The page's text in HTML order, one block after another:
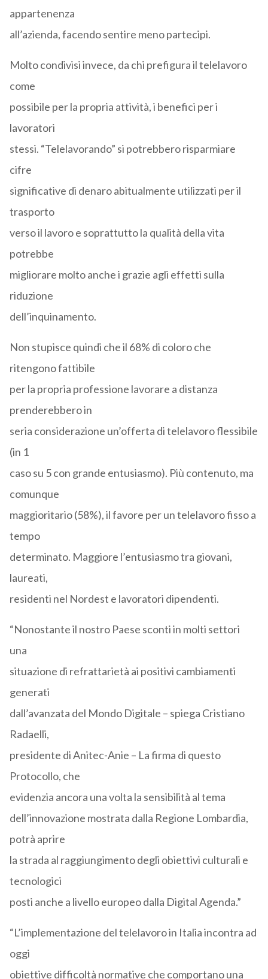
appartenenza
all’azienda, facendo sentire meno partecipi.
Molto condivisi invece, da chi prefigura il telelavoro
come
possibile per la propria attività, i benefici per i
lavoratori
stessi. “Telelavorando” si potrebbero risparmiare
cifre
significative di denaro abitualmente utilizzati per il
trasporto
verso il lavoro e soprattutto la qualità della vita
potrebbe
migliorare molto anche i grazie agli effetti sulla
riduzione
dell’inquinamento.
Non stupisce quindi che il 68% di coloro che
ritengono fattibile
per la propria professione lavorare a distanza
prenderebbero in
seria considerazione un’offerta di telelavoro flessibile
(in 1
caso su 5 con grande entusiasmo). Più contenuto, ma
comunque
maggioritario (58%), il favore per un telelavoro fisso a
tempo
determinato. Maggiore l’entusiasmo tra giovani,
laureati,
residenti nel Nordest e lavoratori dipendenti.
“Nonostante il nostro Paese sconti in molti settori
una
situazione di refrattarietà ai positivi cambiamenti
generati
dall’avanzata del Mondo Digitale – spiega Cristiano
Radaelli,
presidente di Anitec-Anie – La firma di questo
Protocollo, che
evidenzia ancora una volta la sensibilità al tema
dell’innovazione mostrata dalla Regione Lombardia,
potrà aprire
la strada al raggiungimento degli obiettivi culturali e
tecnologici
posti anche a livello europeo dalla Digital Agenda.”
“L’implementazione del telelavoro in Italia incontra ad
oggi
obiettive difficoltà normative che comportano una